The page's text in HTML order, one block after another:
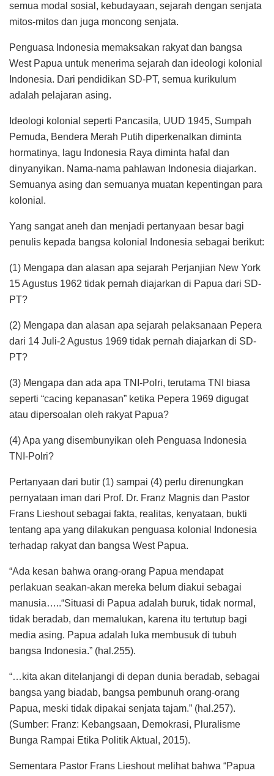
semua modal sosial, kebudayaan, sejarah dengan senjata
mitos-mitos dan juga moncong senjata.
Penguasa Indonesia memaksakan rakyat dan bangsa
West Papua untuk menerima sejarah dan ideologi kolonial
Indonesia. Dari pendidikan SD-PT, semua kurikulum
adalah pelajaran asing.
Ideologi kolonial seperti Pancasila, UUD 1945, Sumpah
Pemuda, Bendera Merah Putih diperkenalkan diminta
hormatinya, lagu Indonesia Raya diminta hafal dan
dinyanyikan. Nama-nama pahlawan Indonesia diajarkan.
Semuanya asing dan semuanya muatan kepentingan para
kolonial.
Yang sangat aneh dan menjadi pertanyaan besar bagi
penulis kepada bangsa kolonial Indonesia sebagai berikut:
(1) Mengapa dan alasan apa sejarah Perjanjian New York
15 Agustus 1962 tidak pernah diajarkan di Papua dari SD-
PT?
(2) Mengapa dan alasan apa sejarah pelaksanaan Pepera
dari 14 Juli-2 Agustus 1969 tidak pernah diajarkan di SD-
PT?
(3) Mengapa dan ada apa TNI-Polri, terutama TNI biasa
seperti “cacing kepanasan” ketika Pepera 1969 digugat
atau dipersoalan oleh rakyat Papua?
(4) Apa yang disembunyikan oleh Penguasa Indonesia
TNI-Polri?
Pertanyaan dari butir (1) sampai (4) perlu direnungkan
pernyataan iman dari Prof. Dr. Franz Magnis dan Pastor
Frans Lieshout sebagai fakta, realitas, kenyataan, bukti
tentang apa yang dilakukan penguasa kolonial Indonesia
terhadap rakyat dan bangsa West Papua.
“Ada kesan bahwa orang-orang Papua mendapat
perlakuan seakan-akan mereka belum diakui sebagai
manusia…..“Situasi di Papua adalah buruk, tidak normal,
tidak beradab, dan memalukan, karena itu tertutup bagi
media asing. Papua adalah luka membusuk di tubuh
bangsa Indonesia.” (hal.255).
“…kita akan ditelanjangi di depan dunia beradab, sebagai
bangsa yang biadab, bangsa pembunuh orang-orang
Papua, meski tidak dipakai senjata tajam.” (hal.257).
(Sumber: Franz: Kebangsaan, Demokrasi, Pluralisme
Bunga Rampai Etika Politik Aktual, 2015).
Sementara Pastor Frans Lieshout melihat bahwa “Papua